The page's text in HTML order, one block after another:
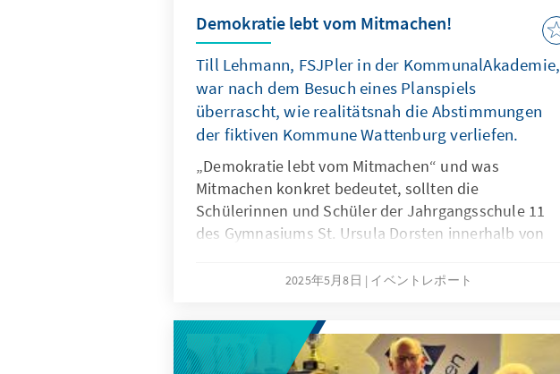
Demokratie lebt vom Mitmachen!
Till Lehmann, FSJPler in der KommunalAkademie,
war nach dem Besuch eines Planspiels
überrascht, wie realitätsnah die Abstimmungen
der fiktiven Kommune Wattenburg verliefen.
„Demokratie lebt vom Mitmachen“ und was
Mitmachen konkret bedeutet, sollten die
Schülerinnen und Schüler der Jahrgangsschule 11
des Gymnasiums St. Ursula Dorsten innerhalb von
Fraktionsmitglieder der fiktiven Stadt Wattenburg
eigene Überzeugungskraft, während die
Journalistinnen und Journalisten der Pressegruppe
öffentlichkeitswirksam live berichteten.
2025年5月8日 イベントレポート